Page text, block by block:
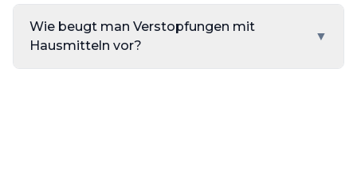
Wie beugt man Verstopfungen mit
Hausmitteln vor?
▼